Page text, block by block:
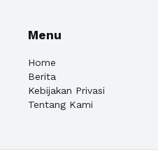
Menu
Home
Berita
Kebijakan Privasi
Tentang Kami